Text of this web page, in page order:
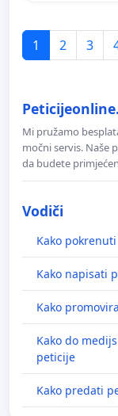
1 2 3
Mi pružamo
močni servis. Naše
da budete
Vodiči
Kako
Kako napisati
Kako
Kako do
peticije
Kako predati